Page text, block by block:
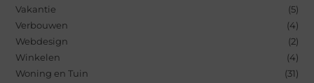
Vakantie
(5)
Verbouwen
(4)
Webdesign
(2)
Winkelen
(4)
Woning en Tuin
(31)